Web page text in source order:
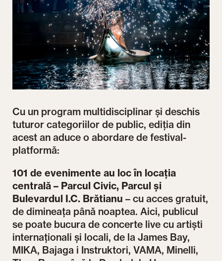
Cu un program multidisciplinar și deschis
tuturor categoriilor de public, ediția din
acest an aduce o abordare de festival-
platformă:
101 de evenimente au loc în locația
centrală – Parcul Civic, Parcul și
Bulevardul I.C. Brătianu – cu acces gratuit,
de dimineața până noaptea. Aici, publicul
se poate bucura de concerte live cu artiști
internaționali și locali, de la James Bay,
MIKA, Bajaga i Instruktori, VAMA, Minelli,